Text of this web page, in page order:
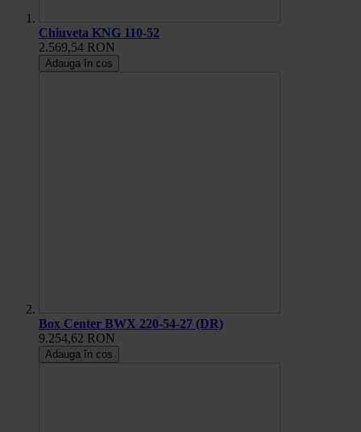
Chiuveta KNG 110-52
2.569,54 RON
Adauga în cos
Box Center BWX 220-54-27 (DR)
9.254,62 RON
Adauga în cos